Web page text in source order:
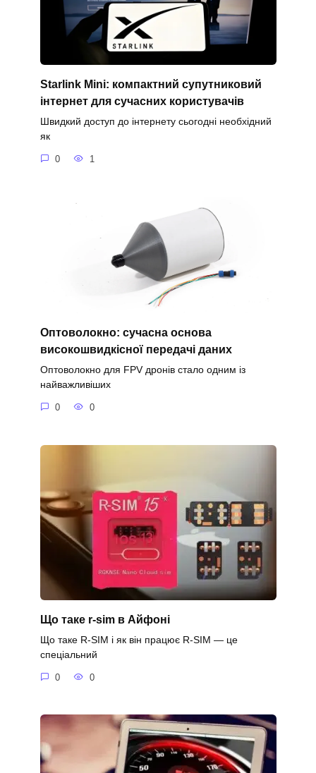
Starlink Mini: компактний супутниковий
інтернет для сучасних користувачів
Швидкий доступ до інтернету сьогодні необхідний
як
0 1
Оптоволокно: сучасна основа
високошвидкісної передачі даних
Оптоволокно для FPV дронів стало одним із
найважливіших
0 0
Що таке r-sim в Айфоні
Що таке R-SIM і як він працює R-SIM — це
спеціальний
0 0